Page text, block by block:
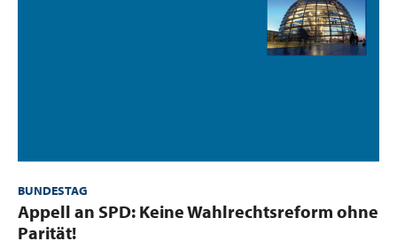
BUNDESTAG
:
Appell an SPD: Keine Wahlrechtsreform ohne
Parität!